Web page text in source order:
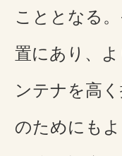
こととなる
置にあり、
ンテナを高
のためにも